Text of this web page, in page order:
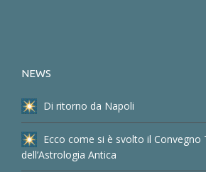
NEWS
Di ritorno da Napoli
Ecco come si è svolto il Convegno
dell’Astrologia Antica